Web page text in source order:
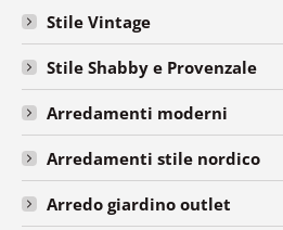
Stile Vintage
Stile Shabby e Provenzale
Arredamenti moderni
Arredamenti stile nordico
Arredo giardino outlet